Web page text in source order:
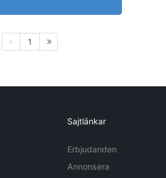
1
Sajtlänkar
Erbjudanden
Annonsera